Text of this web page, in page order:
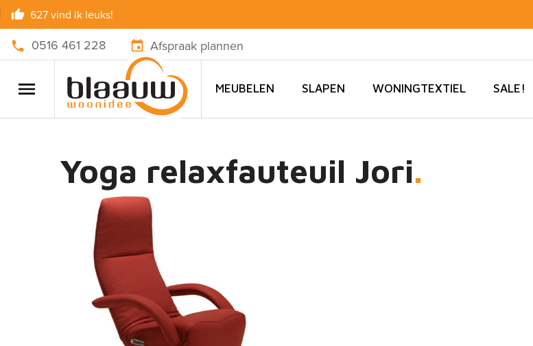
627 vind ik leuks!
0516 461 228 Afspraak plannen
MEUBELEN SLAPEN WONINGTEXTIEL SALE!
Yoga relaxfauteuil Jori